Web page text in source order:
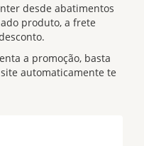
desde abatimentos
produto, a frete
a promoção, basta
automaticamente te